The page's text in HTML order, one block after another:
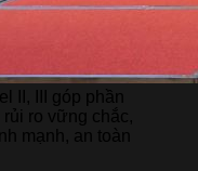
II, III góp phần
ro vững chắc,
mạnh, an toàn